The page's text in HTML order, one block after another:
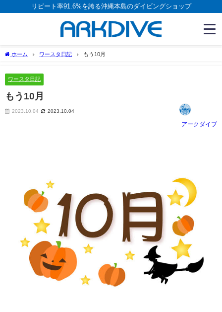
リピート率91.6%を誇る沖縄本島のダイビングショップ
ホーム ワースタ日記 もう10月
ワースタ日記
もう10月
2023.10.04 2023.10.04
アークダイブ